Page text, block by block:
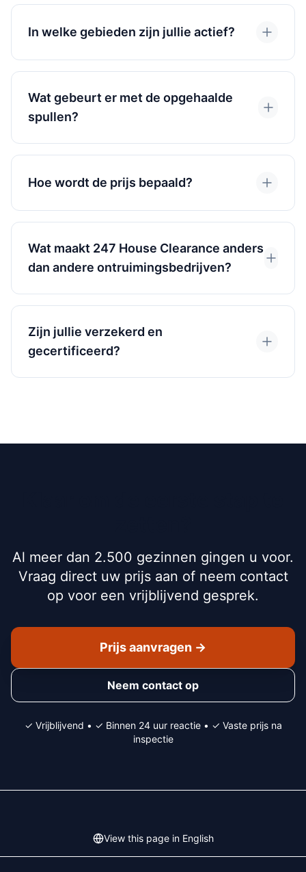
In welke gebieden zijn jullie actief?
Wat gebeurt er met de opgehaalde
spullen?
Hoe wordt de prijs bepaald?
Wat maakt 247 House Clearance anders
dan andere ontruimingsbedrijven?
Zijn jullie verzekerd en
gecertificeerd?
Al meer dan 2.500 gezinnen gingen u voor.
Vraag direct uw prijs aan of neem contact
op voor een vrijblijvend gesprek.
Prijs aanvragen →
Neem contact op
✓ Vrijblijvend • ✓ Binnen 24 uur reactie • ✓ Vaste prijs na
inspectie
View this page in English